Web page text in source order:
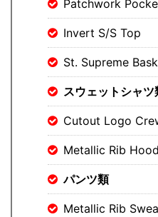
Patchwork
Invert S/S Top
St. Supreme
スウェットシャツ
Cutout Logo
Metallic Rib
パンツ類
Metallic Rib